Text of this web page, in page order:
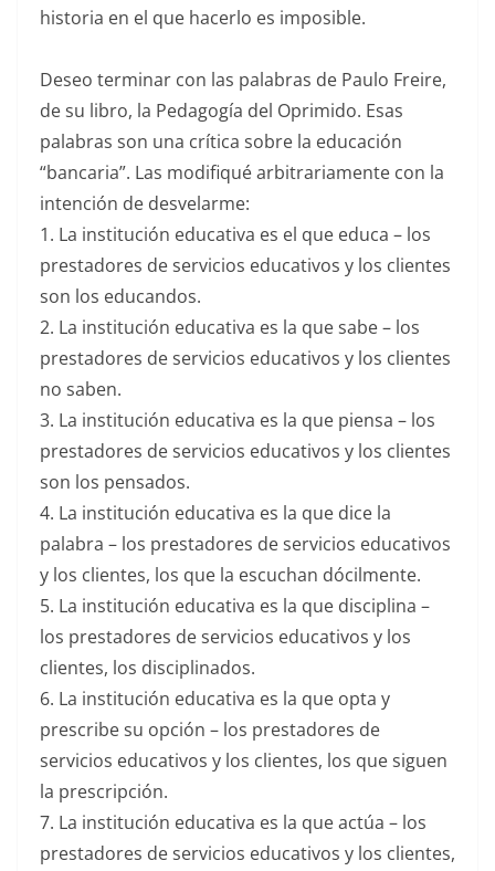
historia en el que hacerlo es imposible.
Deseo terminar con las palabras de Paulo Freire,
de su libro, la Pedagogía del Oprimido. Esas
palabras son una crítica sobre la educación
“bancaria”. Las modifiqué arbitrariamente con la
intención de desvelarme:
1. La institución educativa es el que educa – los
prestadores de servicios educativos y los clientes
son los educandos.
2. La institución educativa es la que sabe – los
prestadores de servicios educativos y los clientes
no saben.
3. La institución educativa es la que piensa – los
prestadores de servicios educativos y los clientes
son los pensados.
4. La institución educativa es la que dice la
palabra – los prestadores de servicios educativos
y los clientes, los que la escuchan dócilmente.
5. La institución educativa es la que disciplina –
los prestadores de servicios educativos y los
clientes, los disciplinados.
6. La institución educativa es la que opta y
prescribe su opción – los prestadores de
servicios educativos y los clientes, los que siguen
la prescripción.
7. La institución educativa es la que actúa – los
prestadores de servicios educativos y los clientes,